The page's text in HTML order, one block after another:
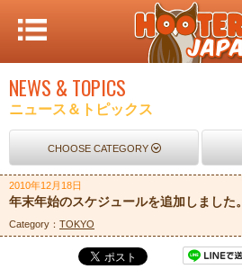
NEWS & TOPICS
ニュース＆トピックス
CHOOSE CATEGORY
2010年12月18日
年末年始のスケジュールを追加しました。
Category： TOKYO